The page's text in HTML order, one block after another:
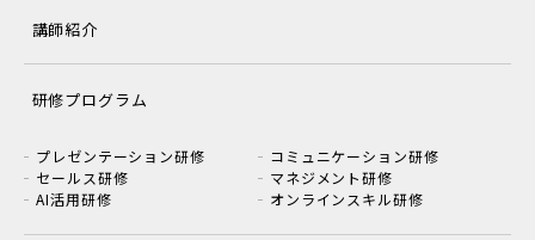
講師紹介
研修プログラム
プレゼンテーション研修
コミュニケーション研修
セールス研修
マネジメント研修
AI活用研修
オンラインスキル研修